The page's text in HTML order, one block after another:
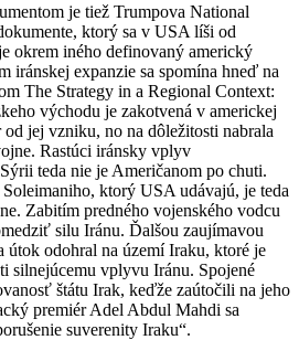
je tiež Trumpova National
ktorý sa v USA líši od
okrem iného definovaný americký
iránskej expanzie sa spomína hneď na
The Strategy in a Regional Context:
východu je zakotvená v americkej
jej vzniku, no na dôležitosti nabrala
Rastúci iránsky vplyv
teda nie je Američanom po chuti.
ktorý USA udávajú, je teda
Zabitím predného vojenského vodcu
silu Iránu. Ďalšou zaujímavou
útok odohral na území Iraku, ktoré je
silnejúcemu vplyvu Iránu. Spojené
štátu Irak, keďže zaútočili na jeho
premiér Adel Abdul Mahdi sa
suverenity Iraku“.